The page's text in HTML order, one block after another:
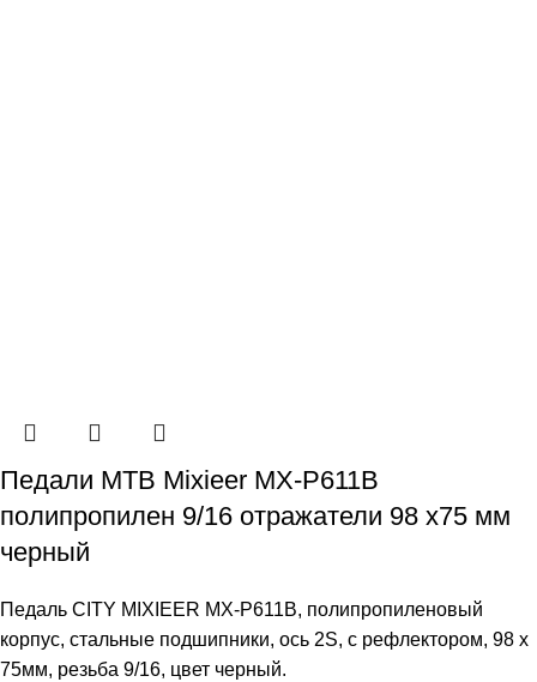
Педали МТВ Mixieer MX-P611B
полипропилен 9/16 отражатели 98 х75 мм
черный
Педаль CITY MIXIEER MX-P611B, полипропиленовый
корпус, стальные подшипники, ось 2S, с рефлектором, 98 х
75мм, резьба 9/16, цвет черный.